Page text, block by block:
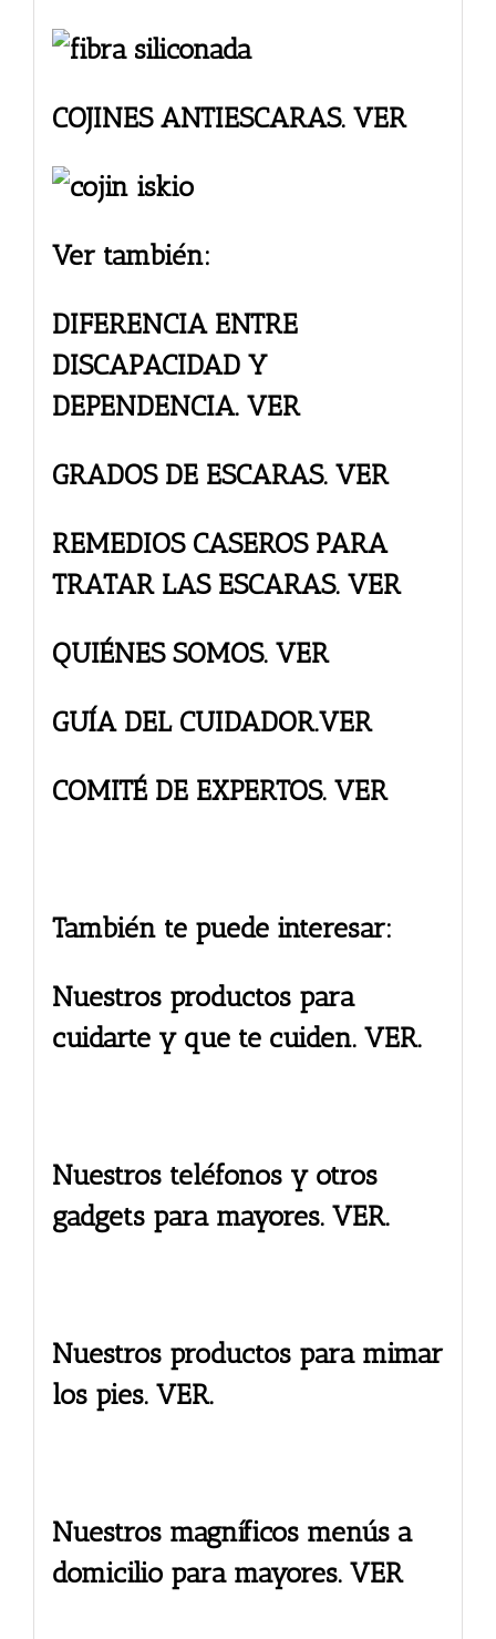
COJINES ANTIESCARAS. VER
Ver también:
DIFERENCIA ENTRE
DISCAPACIDAD Y
DEPENDENCIA. VER
GRADOS DE ESCARAS. VER
REMEDIOS CASEROS PARA
TRATAR LAS ESCARAS. VER
QUIÉNES SOMOS. VER
GUÍA DEL CUIDADOR.VER
COMITÉ DE EXPERTOS. VER
También te puede interesar:
Nuestros productos para
cuidarte y que te cuiden. VER.
Nuestros teléfonos y otros
gadgets para mayores. VER.
Nuestros productos para mimar
los pies. VER.
Nuestros magníficos menús a
domicilio para mayores. VER